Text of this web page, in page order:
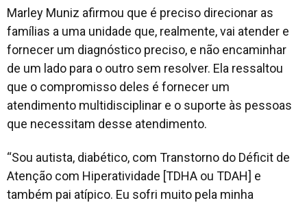
Marley Muniz afirmou que é preciso direcionar as
famílias a uma unidade que, realmente, vai atender e
fornecer um diagnóstico preciso, e não encaminhar
de um lado para o outro sem resolver. Ela ressaltou
que o compromisso deles é fornecer um
atendimento multidisciplinar e o suporte às pessoas
que necessitam desse atendimento.
“Sou autista, diabético, com Transtorno do Déficit de
Atenção com Hiperatividade [TDHA ou TDAH] e
também pai atípico. Eu sofri muito pela minha